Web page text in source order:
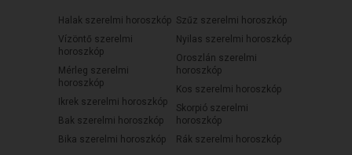
Halak szerelmi horoszkóp
Vízöntő szerelmi
horoszkóp
Mérleg szerelmi
horoszkóp
Ikrek szerelmi horoszkóp
Bak szerelmi horoszkóp
Bika szerelmi horoszkóp
Szűz szerelmi horoszkóp
Nyilas szerelmi horoszkóp
Oroszlán szerelmi
horoszkóp
Kos szerelmi horoszkóp
Skorpió szerelmi
horoszkóp
Rák szerelmi horoszkóp